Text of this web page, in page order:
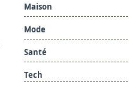
Maison
Mode
Santé
Tech